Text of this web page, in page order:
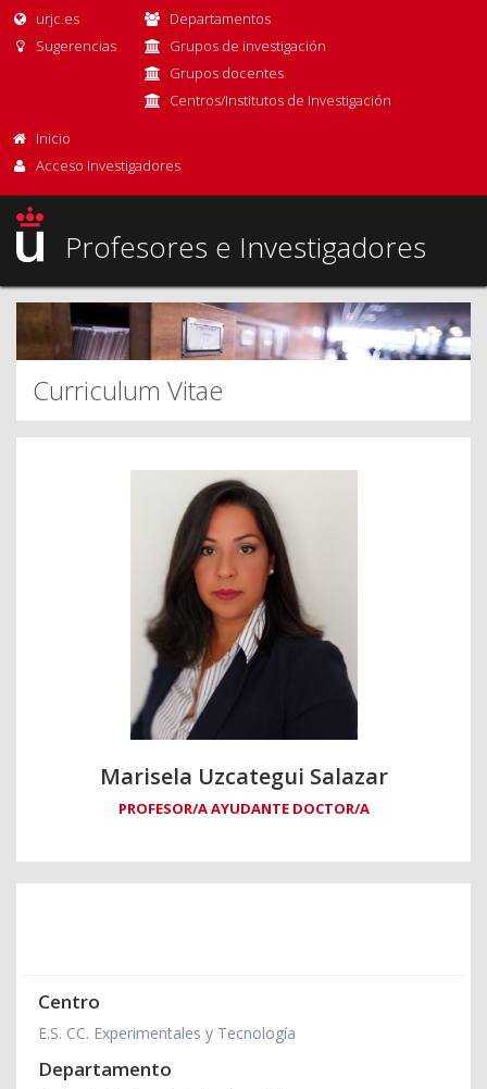
urjc.es
Sugerencias
Departamentos
Grupos de investigación
Grupos docentes
Centros/Institutos de Investigación
Inicio
Acceso Investigadores
Profesores e Investigadores
Curriculum Vitae
Marisela Uzcategui Salazar
PROFESOR/A AYUDANTE DOCTOR/A
Centro
E.S. CC. Experimentales y Tecnología
Departamento